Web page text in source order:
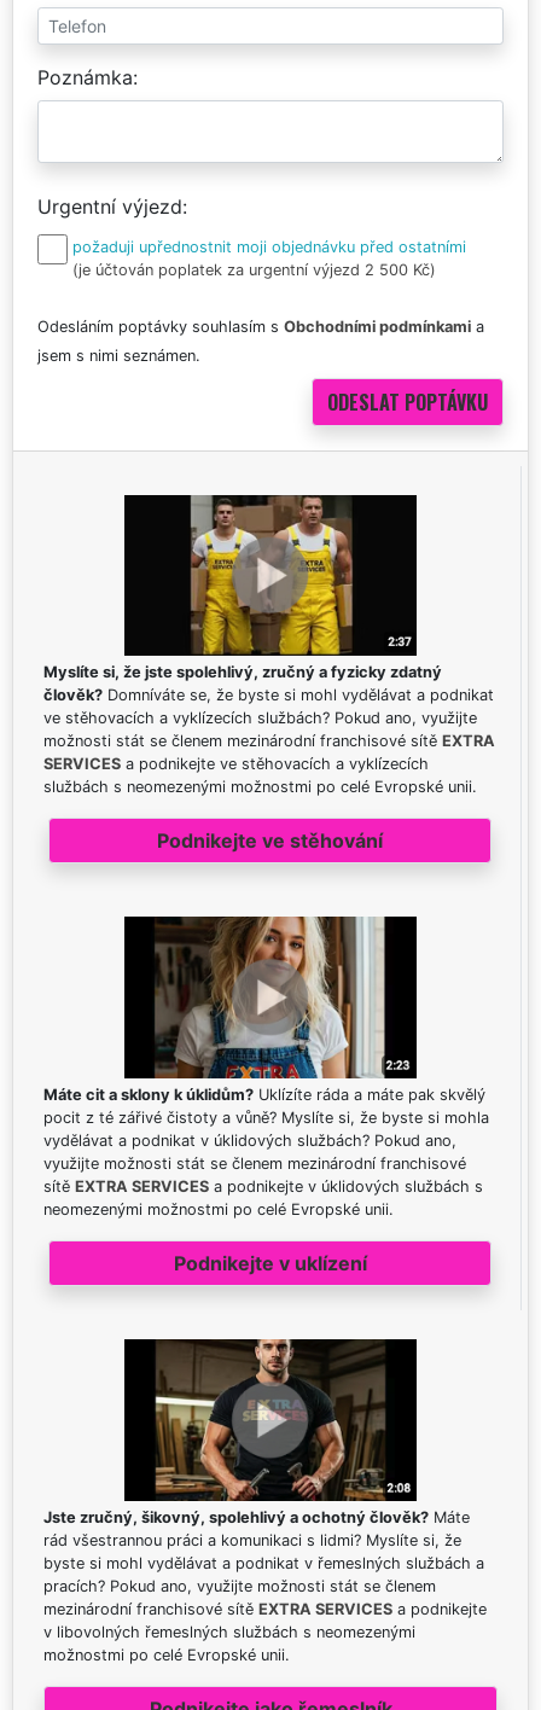
Poznámka
Urgentní výjezd
požaduji upřednostnit moji objednávku před ostatními
(je účtován poplatek za urgentní výjezd 2 500 Kč)
Odesláním poptávky souhlasím s Obchodními podmínkami a
jsem s nimi seznámen.
Myslíte si, že jste spolehlivý, zručný a fyzicky zdatný
člověk? Domníváte se, že byste si mohl vydělávat a podnikat
ve stěhovacích a vyklízecích službách? Pokud ano, využijte
možnosti stát se členem mezinárodní franchisové sítě EXTRA
SERVICES a podnikejte ve stěhovacích a vyklízecích
službách s neomezenými možnostmi po celé Evropské unii.
Podnikejte ve stěhování
Máte cit a sklony k úklidům? Uklízíte ráda a máte pak skvělý
pocit z té zářivé čistoty a vůně? Myslíte si, že byste si mohla
vydělávat a podnikat v úklidových službách? Pokud ano,
využijte možnosti stát se členem mezinárodní franchisové
sítě EXTRA SERVICES a podnikejte v úklidových službách s
neomezenými možnostmi po celé Evropské unii.
Podnikejte v uklízení
Jste zručný, šikovný, spolehlivý a ochotný člověk? Máte
rád všestrannou práci a komunikaci s lidmi? Myslíte si, že
byste si mohl vydělávat a podnikat v řemeslných službách a
pracích? Pokud ano, využijte možnosti stát se členem
mezinárodní franchisové sítě EXTRA SERVICES a podnikejte
v libovolných řemeslných službách s neomezenými
možnostmi po celé Evropské unii.